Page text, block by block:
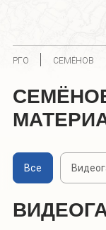
РГО СЕМЁНОВ
Все